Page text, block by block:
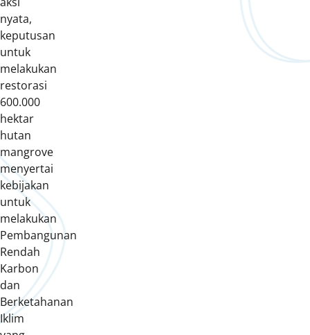
nyata,
keputusan
untuk
melakukan
restorasi
600.000
hektar
hutan
mangrove
menyertai
kebijakan
untuk
melakukan
Pembangunan
Rendah
Karbon
dan
Berketahanan
Iklim